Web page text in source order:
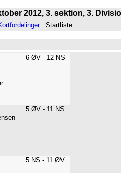
2012, 3. sektion, 3.
Startliste
6 ØV - 12 NS
5 ØV - 11 NS
5 NS - 11 ØV